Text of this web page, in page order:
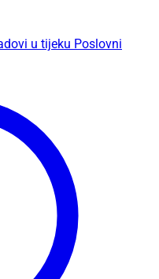
u tijeku Poslovni